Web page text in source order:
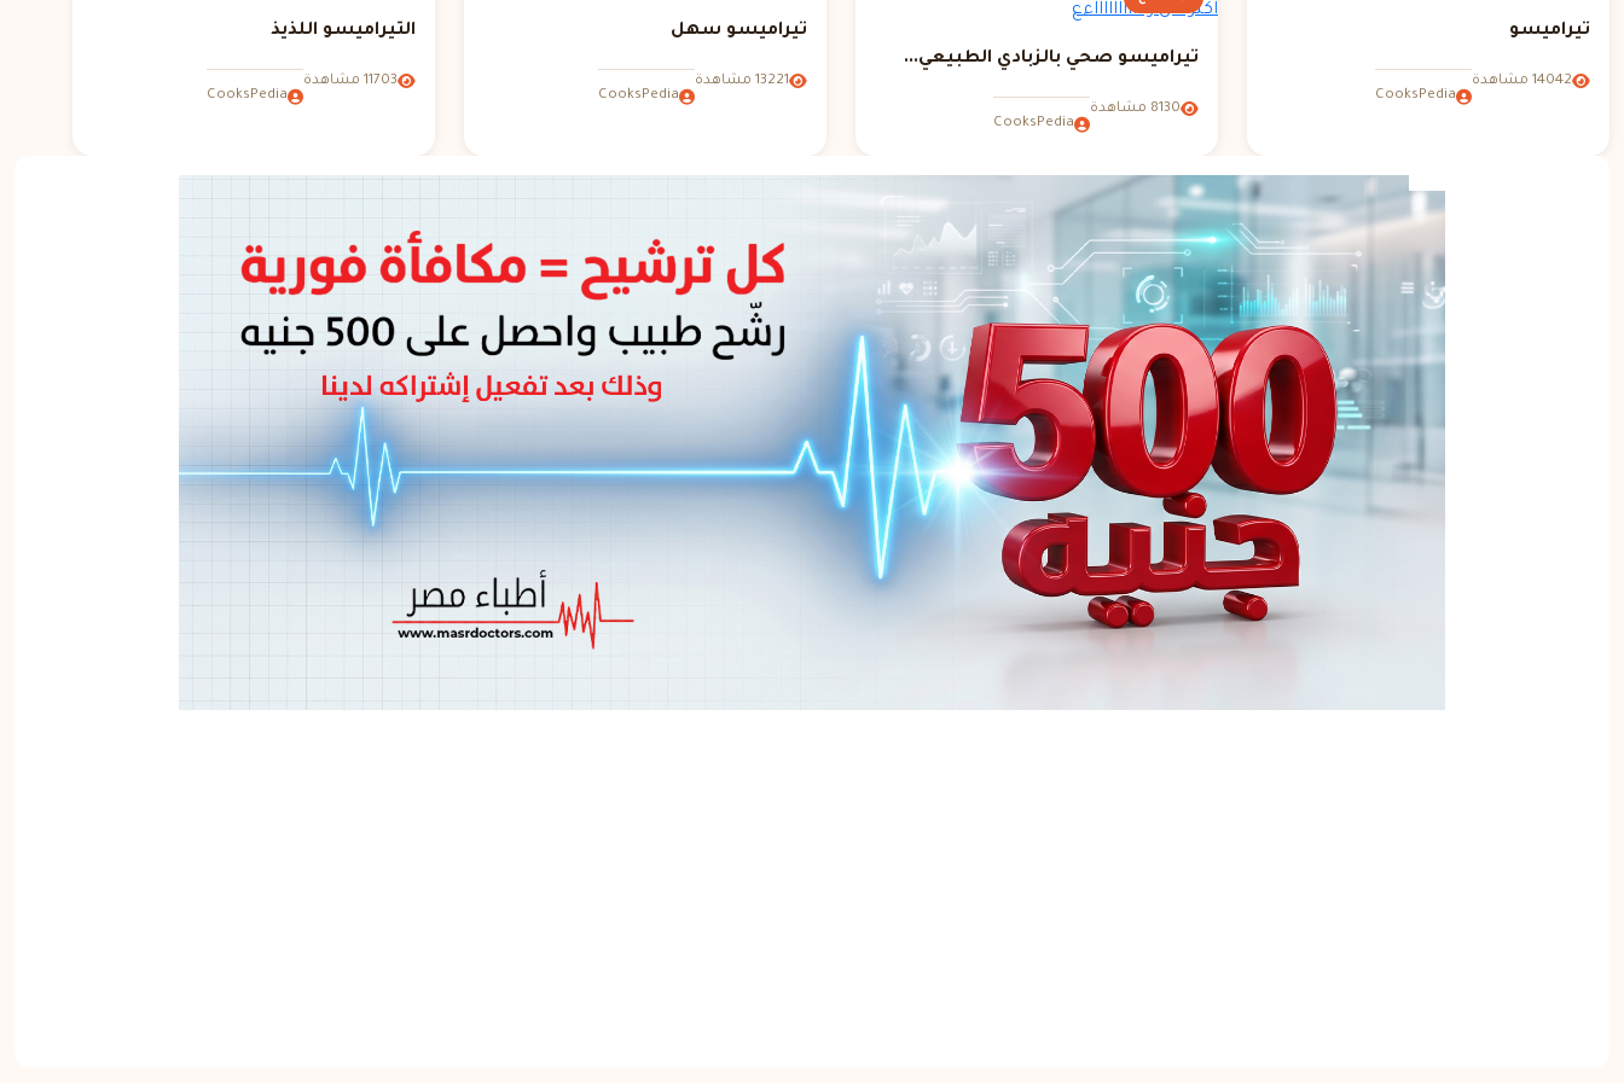
تيراميسو
14042 مشاهدة
CooksPedia
تيراميسو صحي بالزبادي الطبيعي...
8130 مشاهدة
CooksPedia
تيراميسو سهل
13221 مشاهدة
CooksPedia
التيراميسو اللذيذ
11703 مشاهدة
CooksPedia